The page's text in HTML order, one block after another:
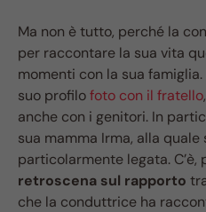
Ma non è tutto, perché la
per raccontare la sua vita
momenti con la sua
suo profilofoto con il fratello
anche con i genitori. In
sua mamma Irma, alla
particolarmente legata.
retroscena sul rapporto
che la conduttrice ha